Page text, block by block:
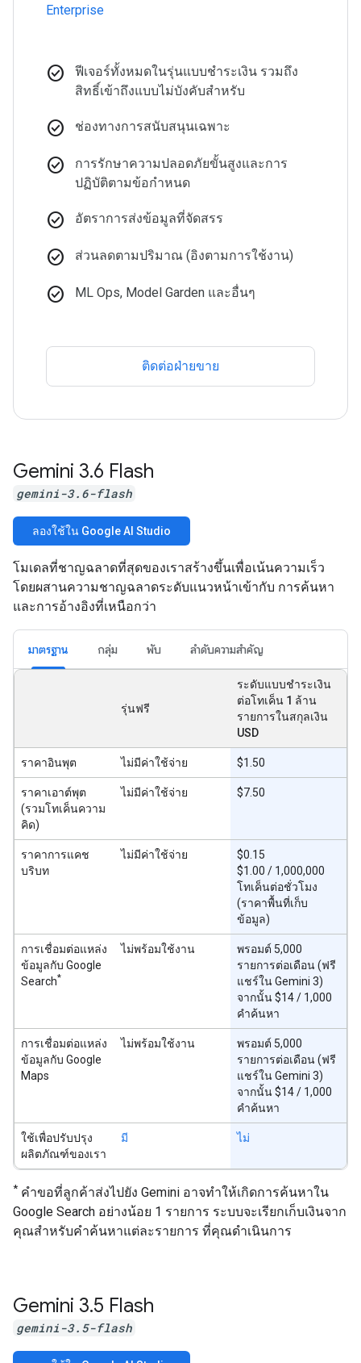
Enterprise
check_circle
ฟีเจอร์ทั้งหมดในรุ่นแบบชำระเงิน รวมถึง
สิทธิ์เข้าถึงแบบไม่บังคับสำหรับ
check_circle ช่องทางการสนับสนุนเฉพาะ
check_circle
การรักษาความปลอดภัยขั้นสูงและการ
ปฏิบัติตามข้อกำหนด
check_circle อัตราการส่งข้อมูลที่จัดสรร
check_circle ส่วนลดตามปริมาณ (อิงตามการใช้งาน)
check_circle ML Ops, Model Garden และอื่นๆ
ติดต่อฝ่ายขาย
Gemini 3.6 Flash
gemini-3.6-flash
ลองใช้ใน Google AI Studio
โมเดลที่ชาญฉลาดที่สุดของเราสร้างขึ้นเพื่อเน้นความเร็ว
โดยผสานความชาญฉลาดระดับแนวหน้าเข้ากับ การค้นหา
และการอ้างอิงที่เหนือกว่า
มาตรฐาน กลุ่ม พับ ลำดับความสำคัญ
รุ่นฟรี
ระดับแบบชำระเงิน
ต่อโทเค็น 1 ล้าน
รายการในสกุลเงิน
USD
ราคาอินพุต ไม่มีค่าใช้จ่าย $1.50
ราคาเอาต์พุต
(รวมโทเค็นความ
คิด)
ไม่มีค่าใช้จ่าย $7.50
ราคาการแคช
บริบท
ไม่มีค่าใช้จ่าย
$0.15
$1.00 / 1,000,000
โทเค็นต่อชั่วโมง
(ราคาพื้นที่เก็บ
ข้อมูล)
การเชื่อมต่อแหล่ง
ข้อมูลกับ Google
Search*
ไม่พร้อมใช้งาน
พรอมต์ 5,000
รายการต่อเดือน (ฟรี
แชร์ใน Gemini 3)
จากนั้น $14 / 1,000
คำค้นหา
การเชื่อมต่อแหล่ง
ข้อมูลกับ Google
Maps
ไม่พร้อมใช้งาน
พรอมต์ 5,000
รายการต่อเดือน (ฟรี
แชร์ใน Gemini 3)
จากนั้น $14 / 1,000
คำค้นหา
ใช้เพื่อปรับปรุง
ผลิตภัณฑ์ของเรา
มี ไม่
* คำขอที่ลูกค้าส่งไปยัง Gemini อาจทำให้เกิดการค้นหาใน
Google Search อย่างน้อย 1 รายการ ระบบจะเรียกเก็บเงินจาก
คุณสำหรับคำค้นหาแต่ละรายการ ที่คุณดำเนินการ
Gemini 3.5 Flash
gemini-3.5-flash